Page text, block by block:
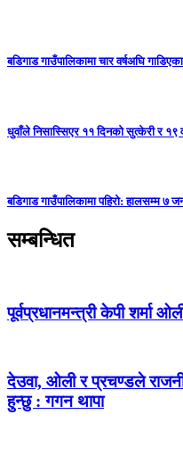
बडिगाड गाउँपालिकामा चार वर्षअघि
धुवाँले निसास्सिएर ११ दिनको सुत्केरी र १९
बडिगाड गाउँपालिकामा पहिरो: हालसम्म ७
सम्बन्धित
पूर्वप्रधानमन्त्री केपी शर्मा
देउवा, ओली र प्रचण्डले
हुन्छु : गगन थापा